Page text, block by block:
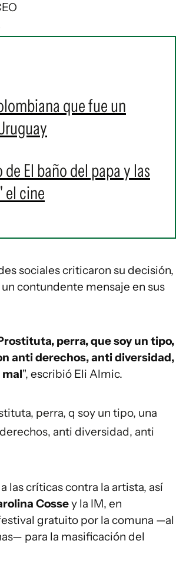
que fue un
El baño del papa y las
el cine
sociales criticaron su decisión,
contundente mensaje en sus
perra, que soy un tipo,
anti derechos, anti diversidad,
mal", escribió Eli Almic.
perra, q soy un tipo, una
anti diversidad, anti
las críticas contra la artista, así
Cossey la IM, en
gratuito por la comuna —al
para la masificación del